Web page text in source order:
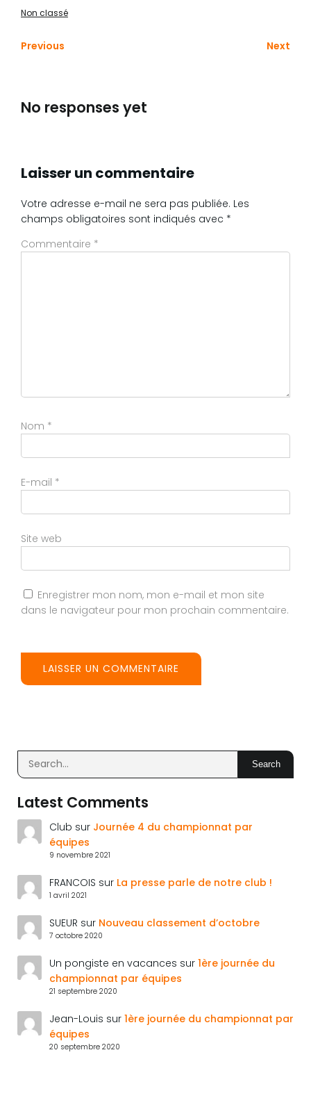
Non classé
Previous Next
No responses yet
Laisser un commentaire
Votre adresse e-mail ne sera pas publiée. Les
champs obligatoires sont indiqués avec *
Commentaire *
Nom *
E-mail *
Site web
Enregistrer mon nom, mon e-mail et mon site
dans le navigateur pour mon prochain commentaire.
Search
Latest Comments
Club sur Journée 4 du championnat par
équipes
9 novembre 2021
FRANCOIS sur La presse parle de notre club !
1 avril 2021
SUEUR sur Nouveau classement d’octobre
7 octobre 2020
Un pongiste en vacances sur 1ère journée du
championnat par équipes
21 septembre 2020
Jean-Louis sur 1ère journée du championnat par
équipes
20 septembre 2020